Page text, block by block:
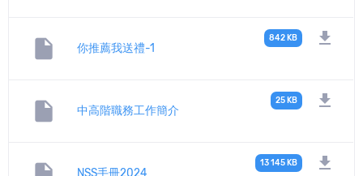
insert_drive_file 你推薦我送禮-1
842 KB download
insert_drive_file 中高階職務工作簡介
25 KB download
NSS手冊2024
13 145 KB download